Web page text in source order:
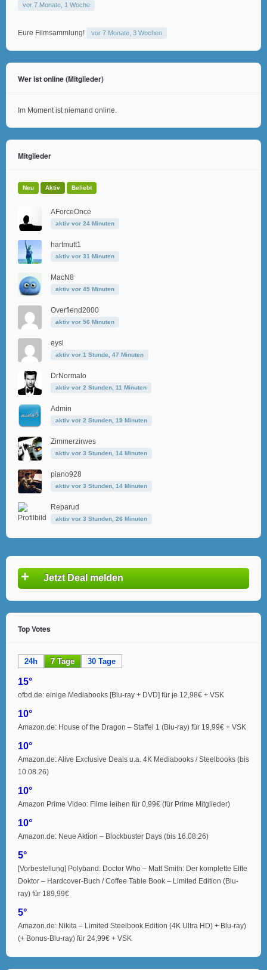
vor 7 Monate, 1 Woche
Eure Filmsammlung! vor 7 Monate, 3 Wochen
Wer ist online (Mitglieder)
Im Moment ist niemand online.
Mitglieder
Neu Aktiv Beliebt
AForceOnce
aktiv vor 24 Minuten
hartmutt1
aktiv vor 31 Minuten
MacN8
aktiv vor 45 Minuten
Overfiend2000
aktiv vor 56 Minuten
eysl
aktiv vor 1 Stunde, 47 Minuten
DrNormalo
aktiv vor 2 Stunden, 11 Minuten
Admin
aktiv vor 2 Stunden, 19 Minuten
Zimmerzirwes
aktiv vor 3 Stunden, 14 Minuten
piano928
aktiv vor 3 Stunden, 14 Minuten
Reparud
aktiv vor 3 Stunden, 26 Minuten
+ Jetzt Deal melden
Top Votes
24h 7 Tage 30 Tage
15°
ofbd.de: einige Mediabooks [Blu-ray + DVD] für je 12,98€ + VSK
10°
Amazon.de: House of the Dragon – Staffel 1 (Blu-ray) für 19,99€ + VSK
10°
Amazon.de: Alive Exclusive Deals u.a. 4K Mediabooks / Steelbooks (bis
10.08.26)
10°
Amazon Prime Video: Filme leihen für 0,99€ (für Prime Mitglieder)
10°
Amazon.de: Neue Aktion – Blockbuster Days (bis 16.08.26)
5°
[Vorbestellung] Polyband: Doctor Who – Matt Smith: Der komplette Elfte
Doktor – Hardcover-Buch / Coffee Table Book – Limited Edition (Blu-
ray) für 189,99€
5°
Amazon.de: Nikita – Limited Steelbook Edition (4K Ultra HD) + Blu-ray)
(+ Bonus-Blu-ray) für 24,99€ + VSK